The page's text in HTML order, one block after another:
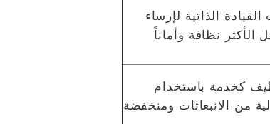
الذاتية لإرساء
الأكثر نظافة وأماناً
كخدمة باستخدام
من الانبعاثات ومنخفضة